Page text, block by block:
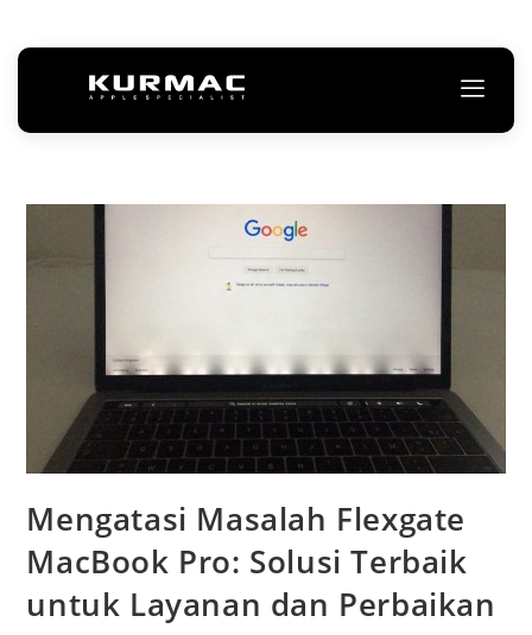
Mengatasi Masalah Flexgate
MacBook Pro: Solusi Terbaik
untuk Layanan dan Perbaikan